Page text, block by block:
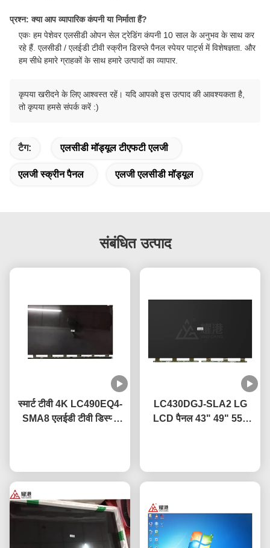
प्रश्न: क्या आप व्यापारिक कंपनी या निर्माता हैं?
एकः हम पेशेवर एलसीडी ओपन सेल ट्रेडिंग कंपनी 10 साल के अनुभव के साथ कर
रहे हैं. एलसीडी / एलईडी टीवी स्क्रीन डिस्प्ले पैनल स्पेयर पार्ट्स में विशेषज्ञता. और
हम सीधे हमारे ग्राहकों के साथ हमारे उत्पादों का व्यापार.
कृपया खरीदने के लिए आश्वस्त रहें। यदि आपको इस उत्पाद की आवश्यकता है,
तो कृपया हमसे संपर्क करें :)
टैग: एलसीडी मॉड्यूल टीएफटी एलजी
एलजी स्क्रीन पैनल एलजी एलसीडी मॉड्यूल
संबंधित उत्पाद
स्मार्ट टीवी 4K LC490EQ4-
SMA8 एलईडी टीवी डिस्प्ले
LC430DGJ-SLA2 LG
LCD पैनल 43" 49" 55"